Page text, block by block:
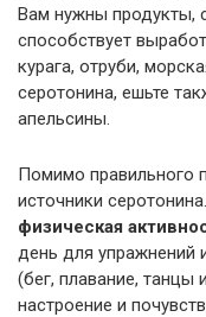
Вам нужны продукты,
способствует
курага, отруби,
серотонина, ешьте
апельсины.
Помимо правильного
источники серотонина.
физическая
день для упражнений
(бег, плавание, танцы
настроение и